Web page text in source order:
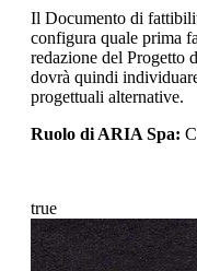
Il Documento di
configura quale prima
redazione del Progetto
dovrà quindi
progettuali alternative.
Ruolo di ARIA Spa:
true